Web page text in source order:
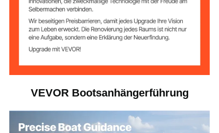
VEVOR Bootsanhängerführung